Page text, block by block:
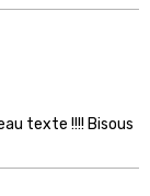
texte !!!! Bisous